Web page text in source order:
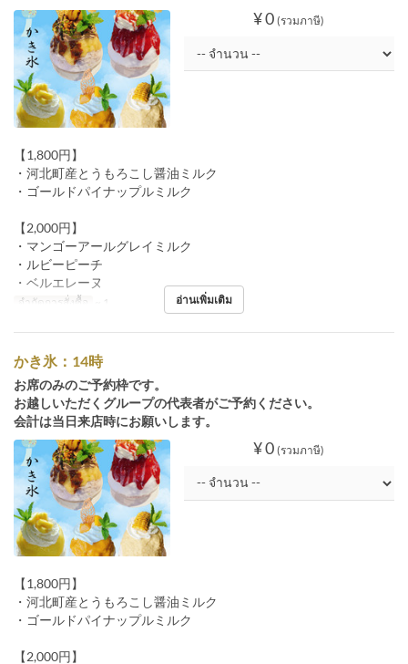
¥ 0 (รวมภาษี)
【1,800円】
・河北町産とうもろこし醤油ミルク
・ゴールドパイナップルミルク
【2,000円】
・マンゴーアールグレイミルク
・ルビーピーチ
・ベルエレーヌ
จำกัดการสั่งซื้อ ~ 1 อ่านเพิ่มเติม
かき氷：14時
お席のみのご予約枠です。
お越しいただくグループの代表者がご予約ください。
会計は当日来店時にお願いします。
¥ 0 (รวมภาษี)
【1,800円】
・河北町産とうもろこし醤油ミルク
・ゴールドパイナップルミルク
【2,000円】